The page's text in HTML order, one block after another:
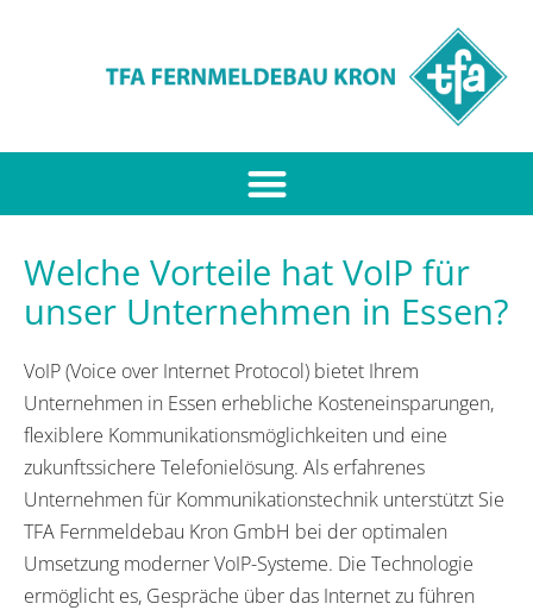
Welche Vorteile hat VoIP für
unser Unternehmen in Essen?
VoIP (Voice over Internet Protocol) bietet Ihrem
Unternehmen in Essen erhebliche Kosteneinsparungen,
flexiblere Kommunikationsmöglichkeiten und eine
zukunftssichere Telefonielösung. Als erfahrenes
Unternehmen für Kommunikationstechnik unterstützt Sie
TFA Fernmeldebau Kron GmbH bei der optimalen
Umsetzung moderner VoIP-Systeme. Die Technologie
ermöglicht es, Gespräche über das Internet zu führen